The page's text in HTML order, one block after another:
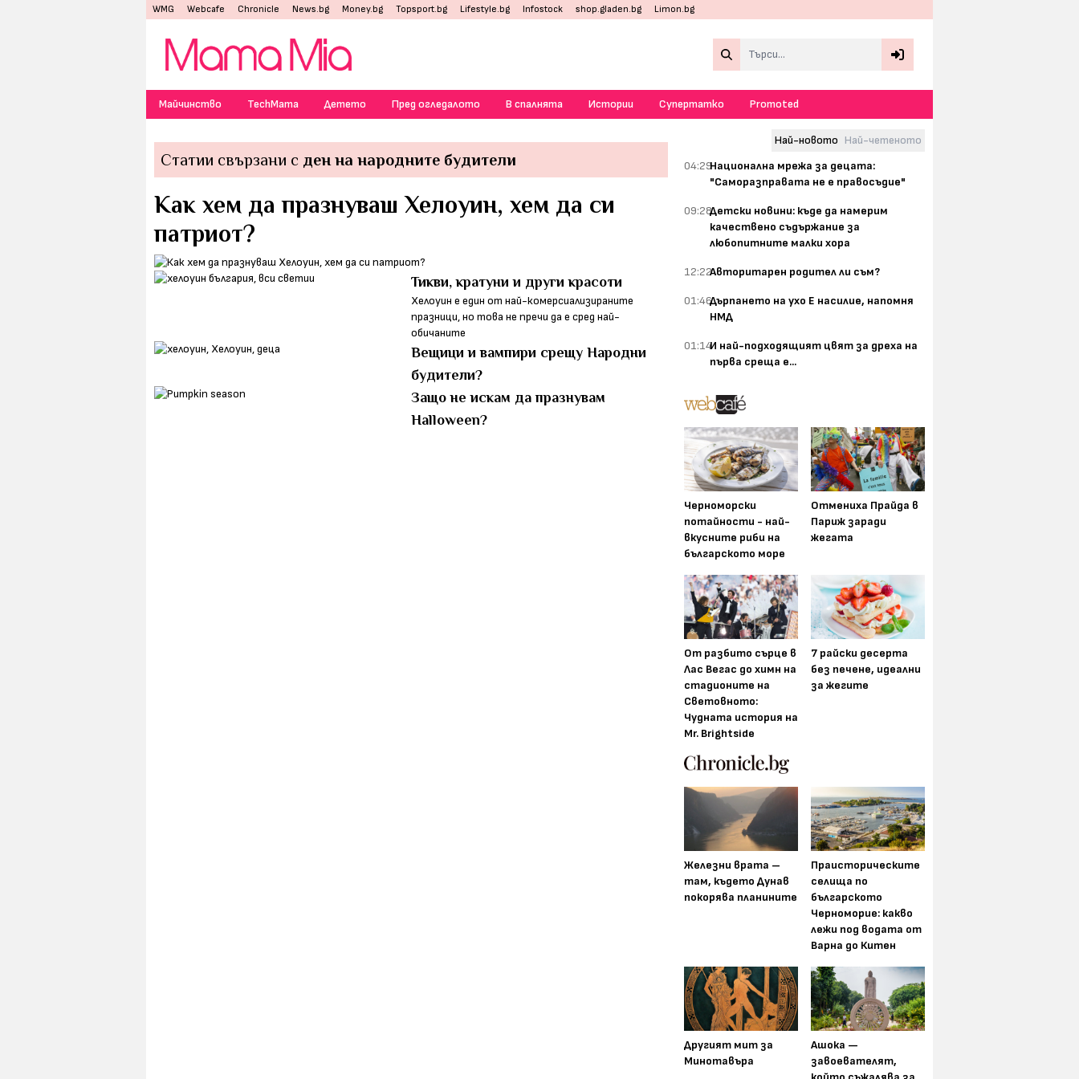
WMG Webcafe Chronicle News.bg Money.bg Topsport.bg Lifestyle.bg Infostock shop.gladen.bg Limon.bg
Майчинство TechMama Детето Пред огледалото В спалнята Истории Супертатко Promoted
Статии свързани с ден на народните будители
Как хем да празнуваш Хелоуин, хем да си
патриот?
Тикви, кратуни и други красоти
Хелоуин е един от най-комерсиализираните
празници, но това не пречи да е сред най-
обичаните
Вещици и вампири срещу Народни
будители?
Защо не искам да празнувам
Halloween?
Най-новото Най-четеното
04:29Национална мрежа за децата:
"Саморазправата не е правосъдие"
09:28Детски новини: къде да намерим
качествено съдържание за
любопитните малки хора
12:22Авторитарен родител ли съм?
01:46Дърпането на ухо Е насилие, напомня
НМД
01:14И най-подходящият цвят за дреха на
първа среща е...
Черноморски
потайности - най-
вкусните риби на
българското море
Отмениха Прайда в
Париж заради
жегата
От разбито сърце в
Лас Вегас до химн на
стадионите на
Световното:
Чудната история на
Mr. Brightside
7 райски десерта
без печене, идеални
за жегите
Железни врата –
там, където Дунав
покорява планините
Праисторическите
селища по
българското
Черноморие: какво
лежи под водата от
Варна до Китен
Другият мит за
Минотавъра
Ашока —
завоевателят,